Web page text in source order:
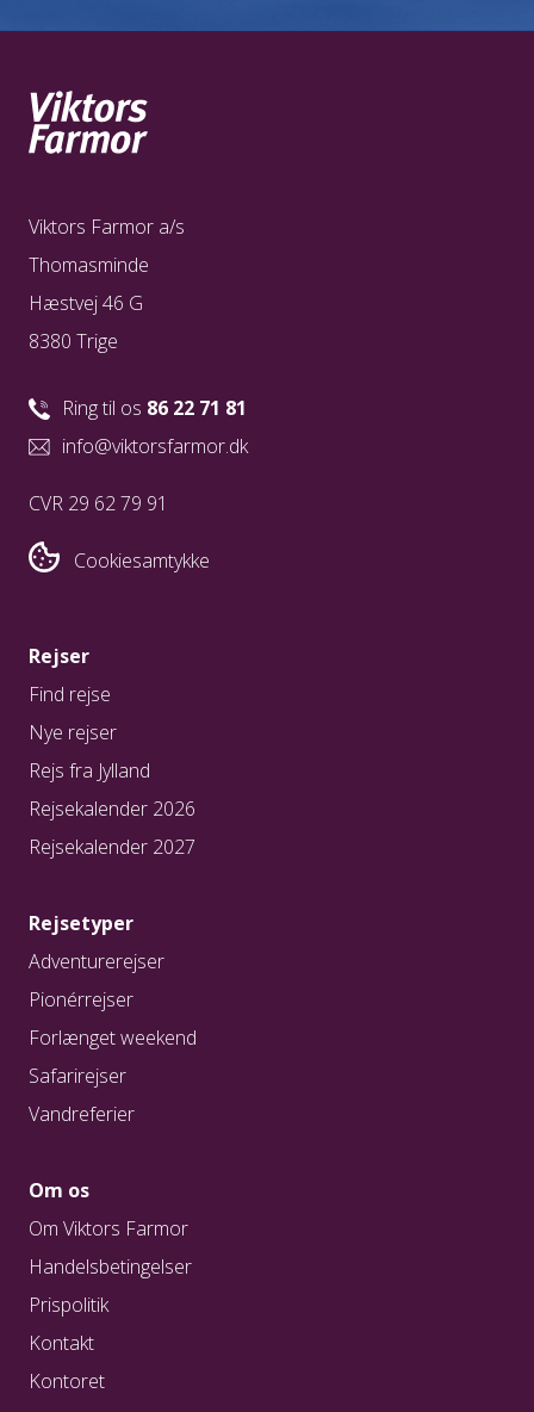
Viktors Farmor a/s
Thomasminde
Hæstvej 46 G
8380 Trige
Ring til os 86 22 71 81
info@viktorsfarmor.dk
CVR 29 62 79 91
Cookiesamtykke
Rejser
Find rejse
Nye rejser
Rejs fra Jylland
Rejsekalender 2026
Rejsekalender 2027
Rejsetyper
Adventurerejser
Pionérrejser
Forlænget weekend
Safarirejser
Vandreferier
Om os
Om Viktors Farmor
Handelsbetingelser
Prispolitik
Kontakt
Kontoret